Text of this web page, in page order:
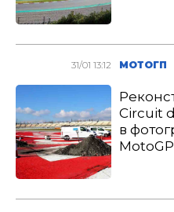
31/01 13:12 МОТОГП
Circuit
в
MotoGP